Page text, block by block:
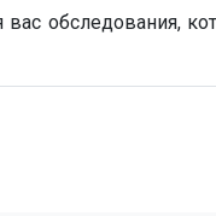
обследования,